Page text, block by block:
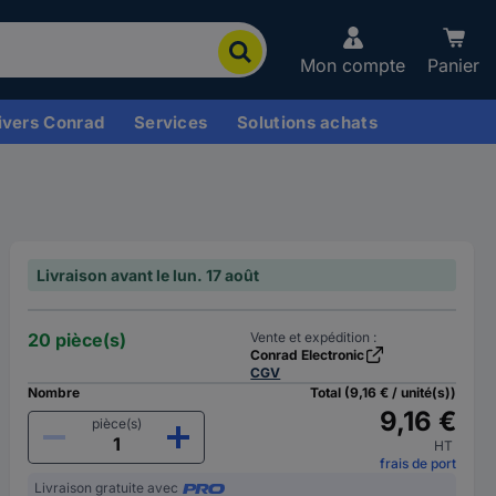
Mon compte Panier
Conrad Services Solutions achats
Livraison avant le lun. 17 août
20 pièce(s)
Vente et expédition :
Conrad Electronic
CGV
Nombre
pièce(s)
Total (9,16 € / unité(s))
9,16 €
HT
frais de port
Livraison gratuite avec